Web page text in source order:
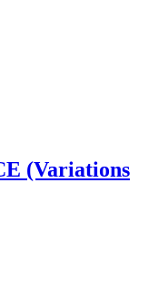
(Variations